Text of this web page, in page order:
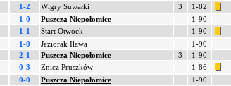
1-2 Wigry Suwałki 3
1-82
1-0 Puszcza Niepołomice
1-90
1-1 Start Otwock
1-90
1-0 Jeziorak Iława
1-90
2-1 Puszcza Niepołomice 3
1-90
0-3 Znicz Pruszków
1-86
0-0 Puszcza Niepołomice
1-90